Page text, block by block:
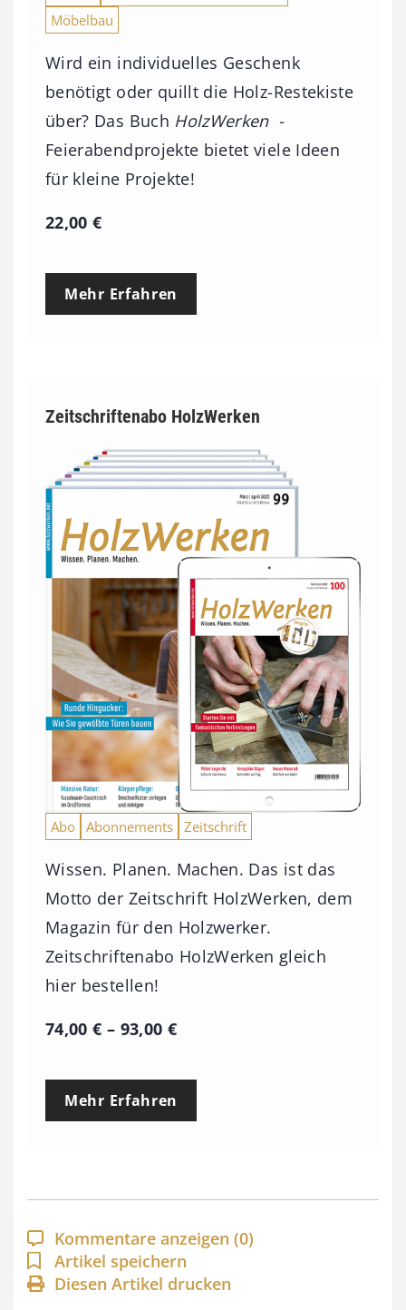
Möbelbau
Wird ein individuelles Geschenk
benötigt oder quillt die Holz-Restekiste
über? Das Buch HolzWerken -
Feierabendprojekte bietet viele Ideen
für kleine Projekte!
22,00€
Mehr Erfahren
Zeitschriftenabo HolzWerken
Abo Abonnements Zeitschrift
Wissen. Planen. Machen. Das ist das
Motto der Zeitschrift HolzWerken, dem
Magazin für den Holzwerker.
Zeitschriftenabo HolzWerken gleich
hier bestellen!
74,00€ – 93,00 €P
e
p
a
n
n
Mehr Erfahren
Kommentare anzeigen (0)
Artikel speichern
Diesen Artikel drucken